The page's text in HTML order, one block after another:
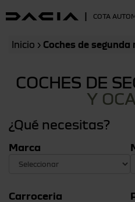
| COTA
Inicio › Coches de segunda
COCHES DE
Y
¿Qué necesitas?
Marca
Carroceria